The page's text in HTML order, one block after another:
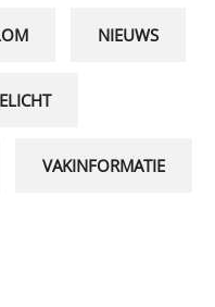
NIEUWS
VAKINFORMATIE